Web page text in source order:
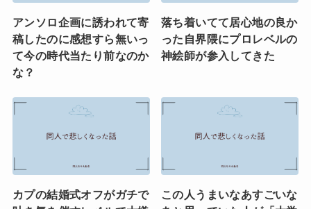
アンソロ企画に誘われて寄
稿したのに感想すら無いっ
て今の時代当たり前なのか
な？
落ち着いてて居心地の良か
った自界隈にプロレベルの
神絵師が参入してきた
カプの結婚式オフがガチで
この人うまいなあすごいな